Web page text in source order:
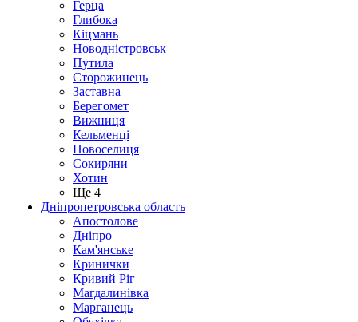
Герца
Глибока
Кіцмань
Новодністровськ
Путила
Сторожинець
Заставна
Берегомет
Вижниця
Кельменці
Новоселиця
Сокиряни
Хотин
Ще 4
Дніпропетровська область
Апостолове
Дніпро
Кам'янське
Кринички
Кривий Ріг
Магдалинівка
Марганець